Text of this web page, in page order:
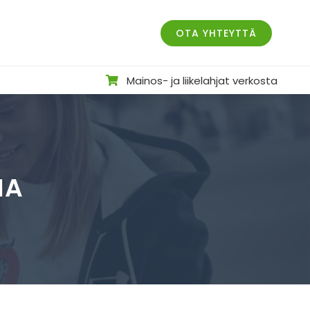
OTA YHTEYTTÄ
Mainos- ja liikelahjat verkosta